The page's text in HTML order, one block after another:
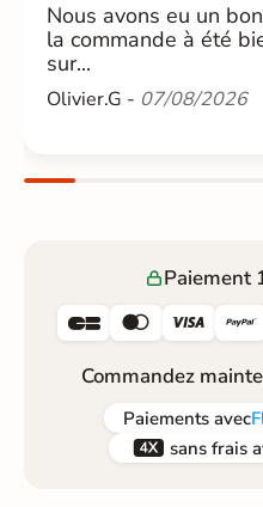
Nous avons eu un
la commande à été
sur...
Olivier.G - 07/08/2026
Paiement
   
Commandez
Paiements avec
 sans frais